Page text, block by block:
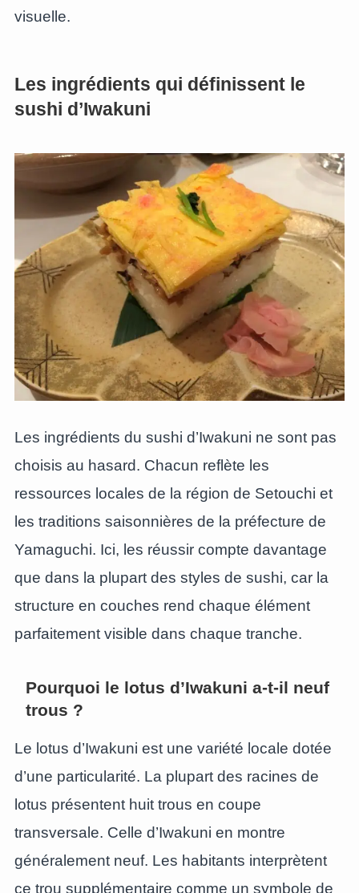
visuelle.
Les ingrédients qui définissent le
sushi d’Iwakuni
Les ingrédients du sushi d’Iwakuni ne sont pas
choisis au hasard. Chacun reflète les
ressources locales de la région de Setouchi et
les traditions saisonnières de la préfecture de
Yamaguchi. Ici, les réussir compte davantage
que dans la plupart des styles de sushi, car la
structure en couches rend chaque élément
parfaitement visible dans chaque tranche.
Pourquoi le lotus d’Iwakuni a-t-il neuf
trous ?
Le lotus d’Iwakuni est une variété locale dotée
d’une particularité. La plupart des racines de
lotus présentent huit trous en coupe
transversale. Celle d’Iwakuni en montre
généralement neuf. Les habitants interprètent
ce trou supplémentaire comme un symbole de